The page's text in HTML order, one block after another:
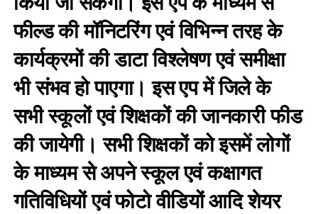
फील्ड की मॉनिटरिंग एवं विभिन्न तरह के
कार्यक्रमों की डाटा विश्लेषण एवं समीक्षा
भी संभव हो पाएगा। इस एप में जिले के
सभी स्कूलों एवं शिक्षकों की जानकारी फीड
की जायेगी। सभी शिक्षकों को इसमें लोगों
के माध्यम से अपने स्कूल एवं कक्षागत
गतिविधियों एवं फोटो वीडियों आदि शेयर